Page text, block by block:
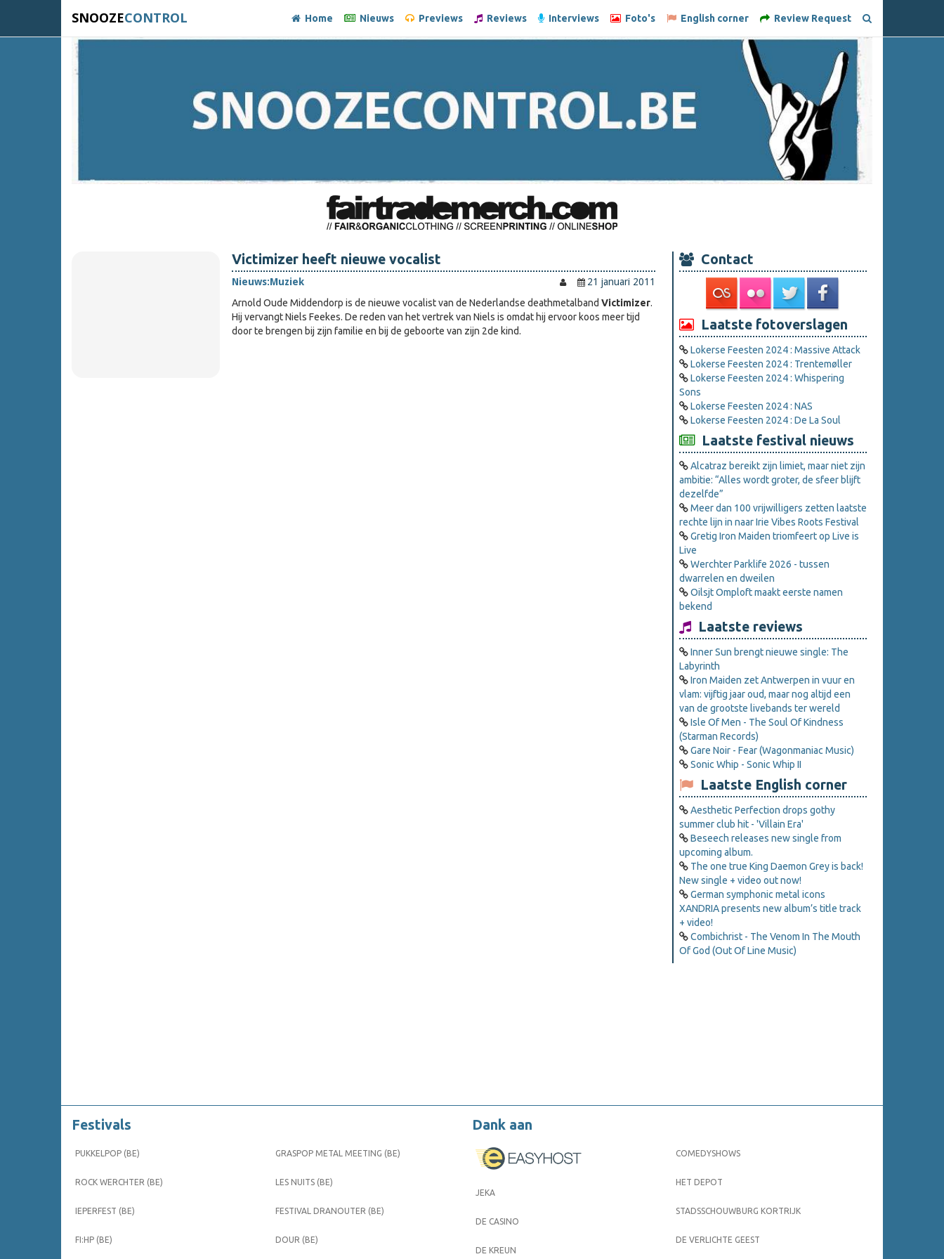
SNOOZECONTROL Home Nieuws Previews Reviews Interviews Foto's English corner Review Request
Victimizer heeft nieuwe vocalist
Nieuws:Muziek
21 januari 2011
Arnold Oude Middendorp is de nieuwe vocalist van de Nederlandse deathmetalband Victimizer.
Hij vervangt Niels Feekes. De reden van het vertrek van Niels is omdat hij ervoor koos meer tijd
door te brengen bij zijn familie en bij de geboorte van zijn 2de kind.
Contact
Laatste fotoverslagen
Lokerse Feesten 2024 : Massive Attack
Lokerse Feesten 2024 : Trentemøller
Lokerse Feesten 2024 : Whispering
Sons
Lokerse Feesten 2024 : NAS
Lokerse Feesten 2024 : De La Soul
Laatste festival nieuws
Alcatraz bereikt zijn limiet, maar niet zijn
ambitie: “Alles wordt groter, de sfeer blijft
dezelfde”
Meer dan 100 vrijwilligers zetten laatste
rechte lijn in naar Irie Vibes Roots Festival
Gretig Iron Maiden triomfeert op Live is
Live
Werchter Parklife 2026 - tussen
dwarrelen en dweilen
Oilsjt Omploft maakt eerste namen
bekend
Laatste reviews
Inner Sun brengt nieuwe single: The
Labyrinth
Iron Maiden zet Antwerpen in vuur en
vlam: vijftig jaar oud, maar nog altijd een
van de grootste livebands ter wereld
Isle Of Men - The Soul Of Kindness
(Starman Records)
Gare Noir - Fear (Wagonmaniac Music)
Sonic Whip - Sonic Whip II
Laatste English corner
Aesthetic Perfection drops gothy
summer club hit - 'Villain Era'
Beseech releases new single from
upcoming album.
The one true King Daemon Grey is back!
New single + video out now!
German symphonic metal icons
XANDRIA presents new album’s title track
+ video!
Combichrist - The Venom In The Mouth
Of God (Out Of Line Music)
Festivals
PUKKELPOP (BE)
ROCK WERCHTER (BE)
IEPERFEST (BE)
FI:HP (BE)
GRASPOP METAL MEETING (BE)
LES NUITS (BE)
FESTIVAL DRANOUTER (BE)
DOUR (BE)
Dank aan
JEKA
DE CASINO
DE KREUN
COMEDYSHOWS
HET DEPOT
STADSSCHOUWBURG KORTRIJK
DE VERLICHTE GEEST